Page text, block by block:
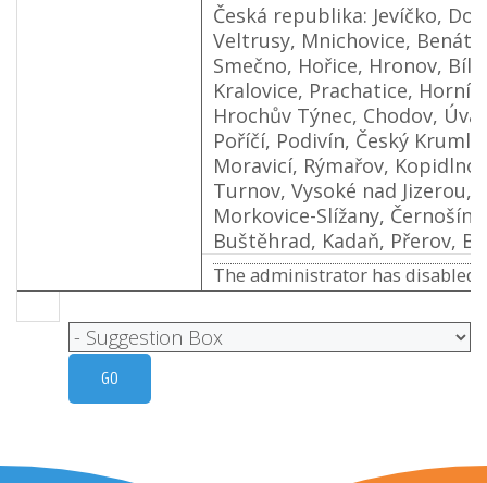
Česká republika: Jevíčko,
Veltrusy, Mnichovice,
Smečno, Hořice, Hronov,
Kralovice, Prachatice, Horní
Hrochův Týnec, Chodov,
Poříčí, Podivín, Český
Moravicí, Rýmařov,
Turnov, Vysoké nad Jizerou,
Morkovice-Slížany, Černošín,
Buštěhrad, Kadaň, Přerov,
The administrator has disabled